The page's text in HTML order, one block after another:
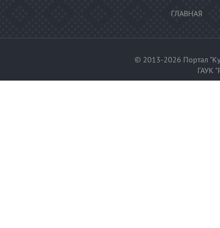
ГЛАВНАЯ
© 2013-2026 Портал
ГАУК